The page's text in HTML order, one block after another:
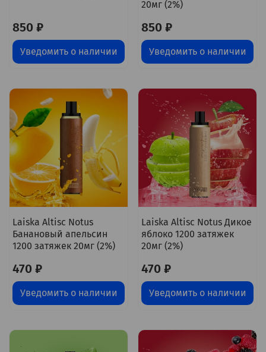
850 ₽
Уведомить о наличии
20мг (2%)
850 ₽
Уведомить о наличии
Laiska Altisc Notus
Банановый апельсин
1200 затяжек 20мг (2%)
470 ₽
Уведомить о наличии
Laiska Altisc Notus Дикое
яблоко 1200 затяжек
20мг (2%)
470 ₽
Уведомить о наличии